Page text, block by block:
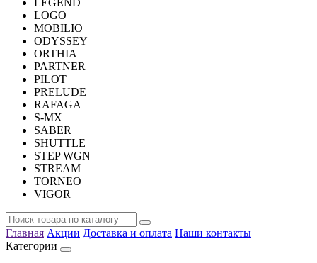
LEGEND
LOGO
MOBILIO
ODYSSEY
ORTHIA
PARTNER
PILOT
PRELUDE
RAFAGA
S-MX
SABER
SHUTTLE
STEP WGN
STREAM
TORNEO
VIGOR
Главная Акции Доставка и оплата Наши контакты
Категории